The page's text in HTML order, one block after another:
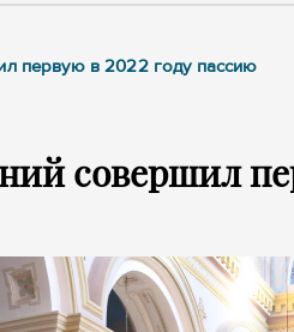
первую в 2022 году пассию
совершил